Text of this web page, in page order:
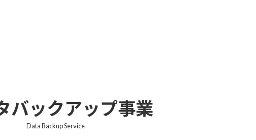
バックアップ事業
Data Backup Service